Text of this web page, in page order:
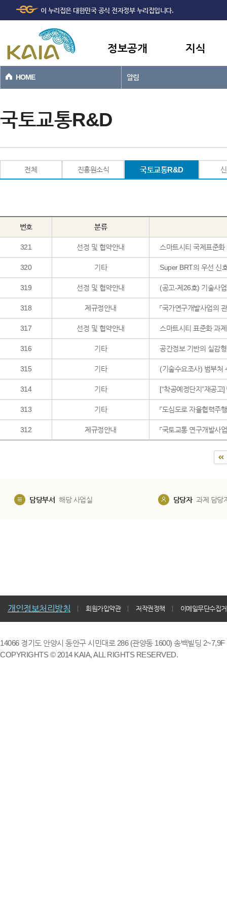
본문바로가기
이 누리집은 대한민국 공식 전자정부 누리집입니다.
정보공개 지식
HOME 알림
국토교통R&D
전체 진흥원소식 국토교통R&D
번호 분류
321 선정 및 협약안내 스마트시티 국제표준
320 기타 Super BRT의 우선 신
319 선정 및 협약안내 (공고-제26호) 기술사
318 제규정안내 「국가연구개발사업의
317 선정 및 협약안내 스마트시티 표준화 과
316 기타 공간정보 기반의 실감
315 기타 (기술수요조사) 범부처
314 기타 [“착공예정단지”재공고]
313 기타 「도심도로 자율협력주
312 제규정안내 「국토교통 연구개발사
담당부서 해당 사업실 담당자 과제 담당
개인정보처리방침 회원가입약관 저작권정책 이메일무단수집
14066 경기도 안양시 동안구 시민대로 286 (관양동 1600) 송백빌딩
COPYRIGHTS © 2014 KAIA, ALL RIGHTS RESERVED.